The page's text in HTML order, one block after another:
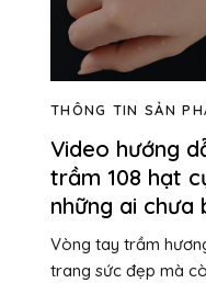
THÔNG TIN SẢN
Video hướng
trầm 108 hạt
những ai chưa
Vòng tay trầm
trang sức đẹp mà